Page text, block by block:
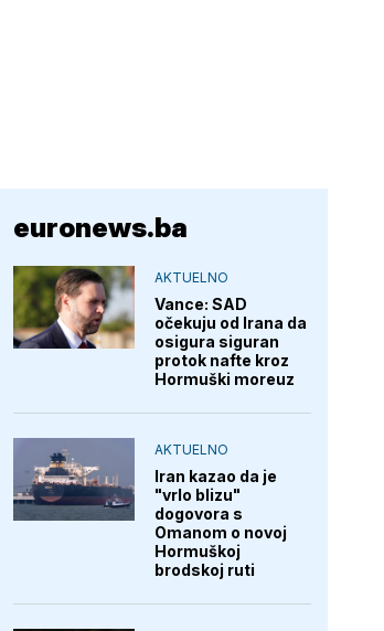
euronews.ba
AKTUELNO
Vance: SAD
očekuju od Irana da
osigura siguran
protok nafte kroz
Hormuški moreuz
AKTUELNO
Iran kazao da je
"vrlo blizu"
dogovora s
Omanom o novoj
Hormuškoj
brodskoj ruti